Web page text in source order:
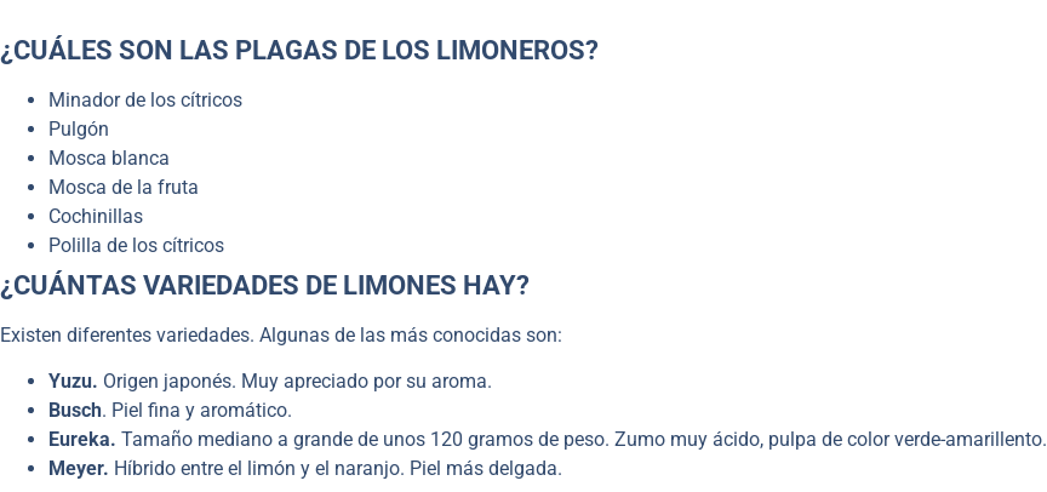
¿CUÁLES SON LAS PLAGAS DE LOS LIMONEROS?
Minador de los cítricos
Pulgón
Mosca blanca
Mosca de la fruta
Cochinillas
Polilla de los cítricos
¿CUÁNTAS VARIEDADES DE LIMONES HAY?
Existen diferentes variedades. Algunas de las más conocidas son:
Yuzu. Origen japonés. Muy apreciado por su aroma.
Busch. Piel fina y aromático.
Eureka. Tamaño mediano a grande de unos 120 gramos de peso. Zumo muy ácido, pulpa de color verde-amarillento.
Meyer. Híbrido entre el limón y el naranjo. Piel más delgada.